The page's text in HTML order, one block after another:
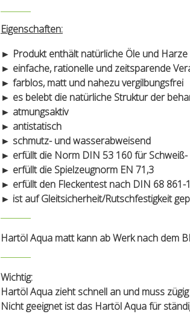
Eigenschaften:
► Produkt enthält natürliche Öle und Harze
► einfache, rationelle und zeitsparende
► farblos, matt und nahezu vergilbungsfrei
► es belebt die natürliche Struktur der
► atmungsaktiv
► antistatisch
► schmutz- und wasserabweisend
► erfüllt die Norm DIN 53 160 für Schweiß-
► erfüllt die Spielzeugnorm EN 71,3
► erfüllt den Fleckentest nach DIN 68 861-
► ist auf Gleitsicherheit/Rutschfestigkeit
Hartöl Aqua matt kann ab Werk nach dem
Wichtig:
Hartöl Aqua zieht schnell an und muss
Nichtgeeignet ist das Hartöl Aqua für